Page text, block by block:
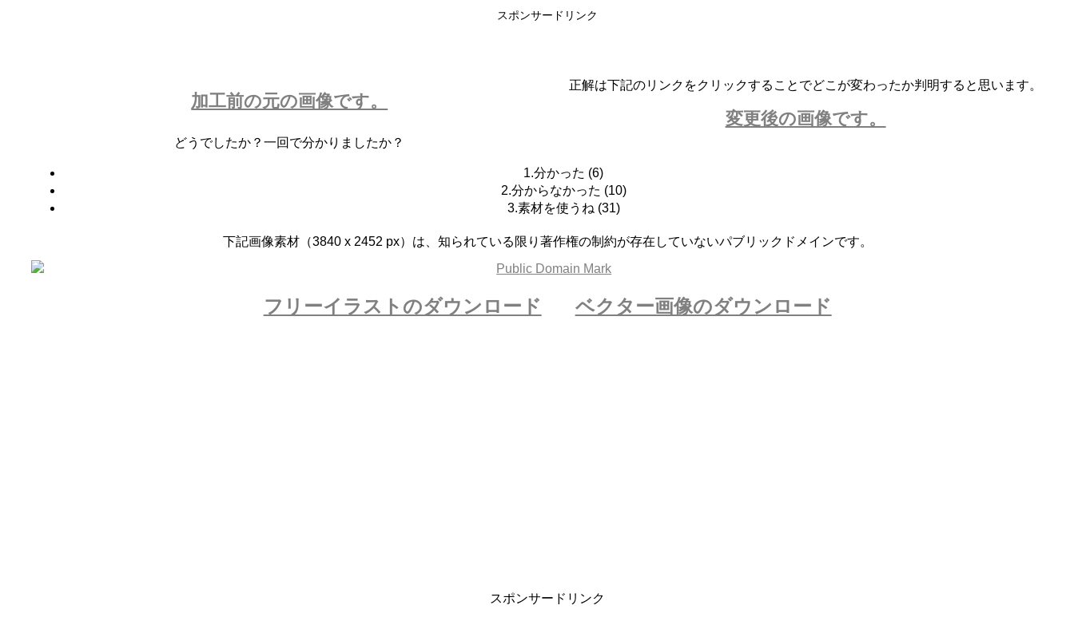
スポンサードリンク
正解は下記のリンクをクリックすることでどこが変わったか判明すると思います。
加工前の元の画像です。
変更後の画像です。
どうでしたか？一回で分かりましたか？
1.分かった (6)
2.分からなかった (10)
3.素材を使うね (31)
下記画像素材（3840 x 2452 px）は、知られている限り著作権の制約が存在していないパブリックドメインです。
フリーイラストのダウンロード ベクター画像のダウンロード
スポンサードリンク